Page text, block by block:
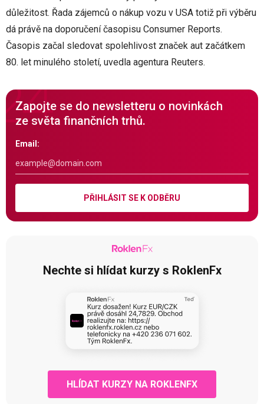
důležitost. Řada zájemců o nákup vozu v USA totiž při výběru
dá právě na doporučení časopisu Consumer Reports.
Časopis začal sledovat spolehlivost značek aut začátkem
80. let minulého století, uvedla agentura Reuters.
Zapojte se do newsletteru o novinkách
ze světa finančních trhů.
Email:
PŘIHLÁSIT SE K ODBĚRU
Nechte si hlídat kurzy s RoklenFx
HLÍDAT KURZY NA ROKLENFX